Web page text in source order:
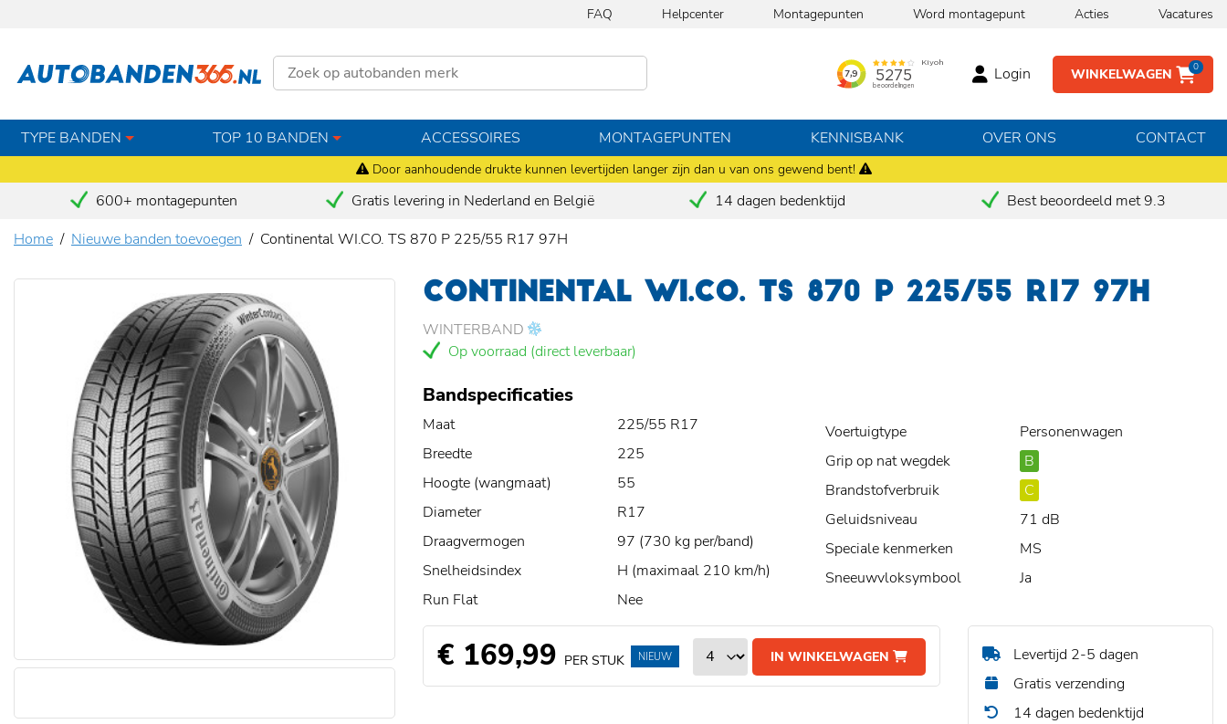
Door aanhoudende drukte kunnen levertijden langer zijn dan u van ons gewend bent!
FAQ Helpcenter Montagepunten Word montagepunt Acties Vacatures
WINKELWAGEN 0
Login
TYPE BANDEN TOP 10 BANDEN ACCESSOIRES MONTAGEPUNTEN KENNISBANK OVER ONS CONTACT
600+ montagepunten Gratis levering in Nederland en België 14 dagen bedenktijd
Best beoordeeld met 9.3
Home
Nieuwe banden toevoegen Continental WI.CO. TS 870 P 225/55 R17 97H
CONTINENTAL WI.CO. TS 870 P 225/55 R17 97H
WINTERBAND
Op voorraad (direct leverbaar)
Bandspecificaties
Maat
225/55 R17
Breedte
225
Hoogte (wangmaat)
55
Diameter
R17
Draagvermogen
97 (730 kg per/band)
Snelheidsindex
H (maximaal 210 km/h)
Run Flat
Nee
Voertuigtype
Personenwagen
Grip op nat wegdek
B
Brandstofverbruik
C
Geluidsniveau
71 dB
Speciale kenmerken
MS
Sneeuwvloksymbool
Ja
€ 169,99 PER STUK IN WINKELWAGEN
NIEUW
Levertijd 2-5 dagen
Gratis verzending
14 dagen bedenktijd